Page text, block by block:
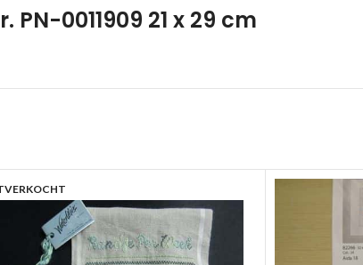
PN-0011909 21 x 29 cm